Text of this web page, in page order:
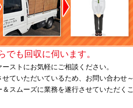
も回収に伺います。
ストにお気軽にご相談ください。
ていただいているため、お問い合わせ～
スムーズに業務を遂行させていただくこ